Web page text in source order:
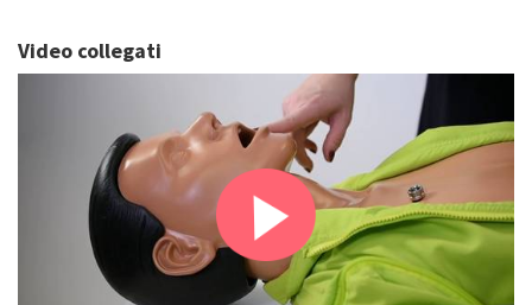
Video collegati